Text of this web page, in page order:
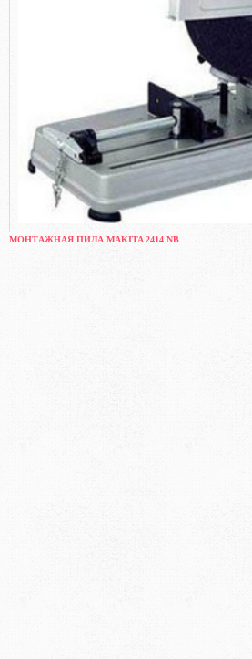
МОНТАЖНАЯ ПИЛА MAKITA 2414 NB